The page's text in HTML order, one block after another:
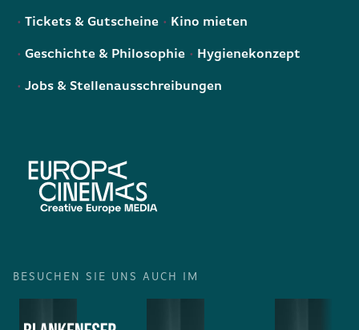
Tickets & Gutscheine Kino mieten
Geschichte & Philosophie Hygienekonzept
Jobs & Stellenausschreibungen
BESUCHEN SIE UNS AUCH IM